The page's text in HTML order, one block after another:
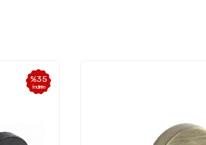
%10
İndirim